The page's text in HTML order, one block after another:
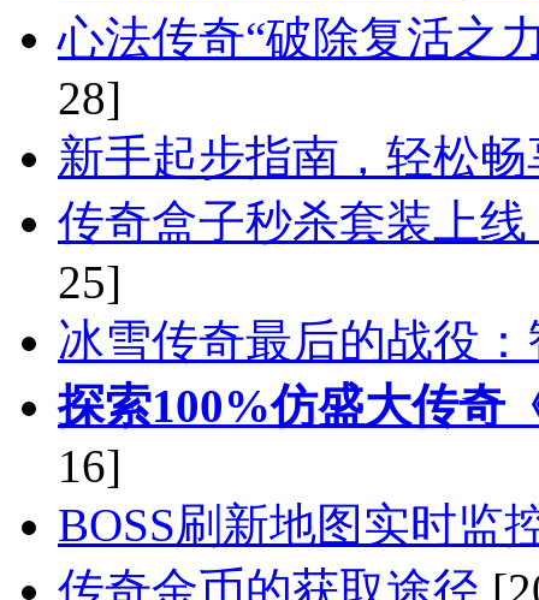
心法传奇“破除复活之
28]
新手起步指南，轻松
传奇盒子秒杀套装上
25]
冰雪传奇最后的战役
探索100%仿盛大传奇
16]
BOSS刷新地图实时监
传奇金币的获取途径